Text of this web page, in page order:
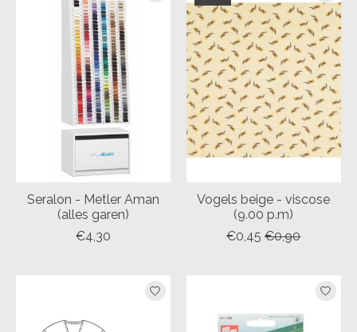
Seralon - Metler Aman
(alles garen)
€4,30
Vogels beige - viscose
(9.00 p.m)
€0,45 €0,90